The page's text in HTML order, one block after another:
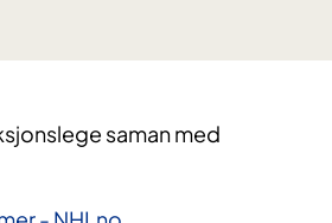
saman med